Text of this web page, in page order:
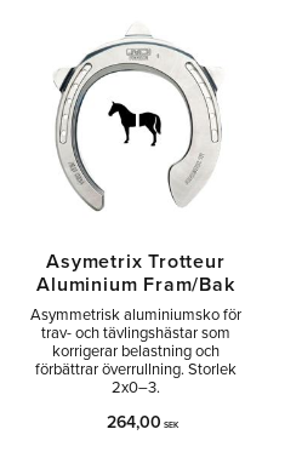
Asymetrix Trotteur
Aluminium Fram/Bak
Asymmetrisk aluminium­sko för
trav- och tävlingshästar som
korrigerar belastning och
förbättrar överrullning. Storlek
2x0–3.
264,00 SEK